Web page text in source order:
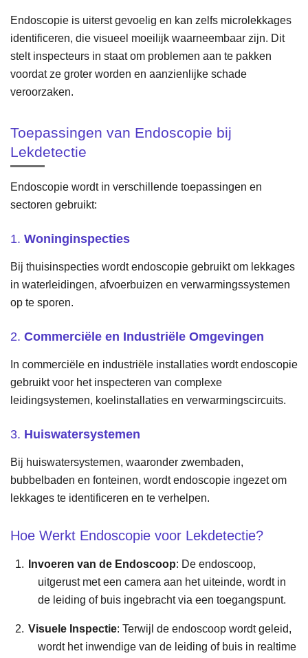
Endoscopie is uiterst gevoelig en kan zelfs microlekkages
identificeren, die visueel moeilijk waarneembaar zijn. Dit
stelt inspecteurs in staat om problemen aan te pakken
voordat ze groter worden en aanzienlijke schade
veroorzaken.
Toepassingen van Endoscopie bij
Lekdetectie
Endoscopie wordt in verschillende toepassingen en
sectoren gebruikt:
1. Woninginspecties
Bij thuisinspecties wordt endoscopie gebruikt om lekkages
in waterleidingen, afvoerbuizen en verwarmingssystemen
op te sporen.
2. Commerciële en Industriële Omgevingen
In commerciële en industriële installaties wordt endoscopie
gebruikt voor het inspecteren van complexe
leidingsystemen, koelinstallaties en verwarmingscircuits.
3. Huiswatersystemen
Bij huiswatersystemen, waaronder zwembaden,
bubbelbaden en fonteinen, wordt endoscopie ingezet om
lekkages te identificeren en te verhelpen.
Hoe Werkt Endoscopie voor Lekdetectie?
Invoeren van de Endoscoop: De endoscoop,
uitgerust met een camera aan het uiteinde, wordt in
de leiding of buis ingebracht via een toegangspunt.
Visuele Inspectie: Terwijl de endoscoop wordt geleid,
wordt het inwendige van de leiding of buis in realtime